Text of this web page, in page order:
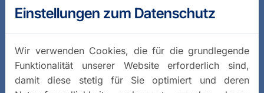
Einstellungen zum Datenschutz
Wir verwenden Cookies, die für die grundlegende
Funktionalität unserer Website erforderlich sind,
damit diese stetig für Sie optimiert und deren